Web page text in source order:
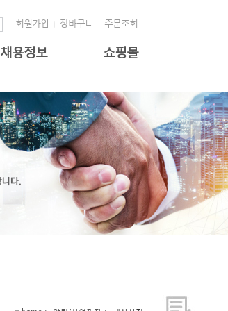
회원가입 장바구니 주문조회
채용정보 쇼핑몰